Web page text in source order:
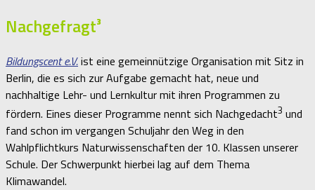
Nachgefragt³
Bildungscent e.V.ist eine gemeinnützige Organisation mit Sitz in
Berlin, die es sich zur Aufgabe gemacht hat, neue und
nachhaltige Lehr- und Lernkultur mit ihren Programmen zu
fördern. Eines dieser Programme nennt sich Nachgedacht3 und
fand schon im vergangen Schuljahr den Weg in den
Wahlpflichtkurs Naturwissenschaften der 10. Klassen unserer
Schule. Der Schwerpunkt hierbei lag auf dem Thema
Klimawandel.